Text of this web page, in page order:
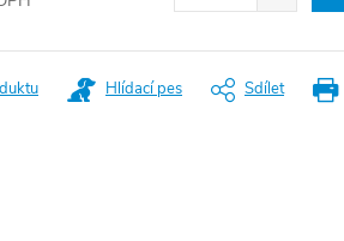
Hlídací pes Sdílet